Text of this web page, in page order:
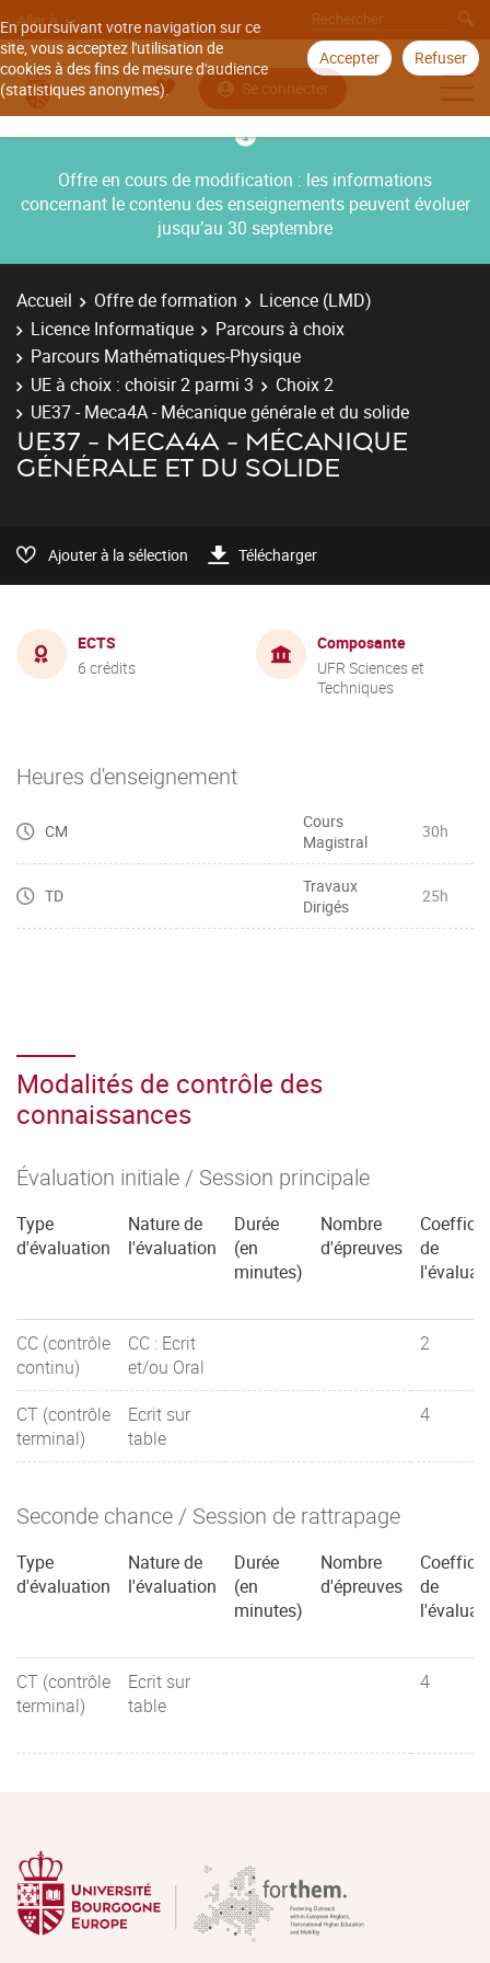
En poursuivant votre navigation sur ce
site, vous acceptez l'utilisation de
cookies à des fins de mesure d'audience
(statistiques anonymes).
Accepter Refuser
Aller à
Se connecter
Offre en cours de modification : les informations
concernant le contenu des enseignements peuvent évoluer
jusqu’au 30 septembre
Accueil Offre de formation
Licence (LMD)
Licence Informatique
Parcours à choix
Parcours Mathématiques-Physique
UE à choix : choisir 2 parmi 3
Choix 2
UE37 - Meca4A - Mécanique générale et du solide
UE37 - MECA4A - MÉCANIQUE
GÉNÉRALE ET DU SOLIDE
Ajouter à la sélection Télécharger
ECTS
6 crédits
Composante
UFR Sciences et
Techniques
Heures d'enseignement
CM
Cours
Magistral
30h
TD
Travaux
Dirigés
25h
Modalités de contrôle des
connaissances
Évaluation initiale / Session principale
Type
d'évaluation
Nature de
l'évaluation
Durée
(en
minutes)
Nombre
d'épreuves
de
CC (contrôle
continu)
CC : Ecrit
et/ou Oral
2
CT (contrôle
terminal)
Ecrit sur
table
4
Seconde chance / Session de rattrapage
Type
d'évaluation
Nature de
l'évaluation
Durée
(en
minutes)
Nombre
d'épreuves
de
CT (contrôle
terminal)
Ecrit sur
table
4